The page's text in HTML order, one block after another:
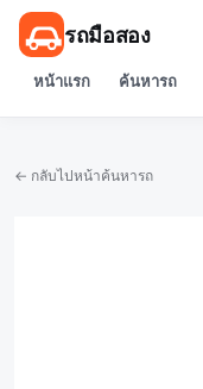
รถมือสอง
หน้าแรก ค้นหารถ
← กลับไปหน้าค้นหารถ